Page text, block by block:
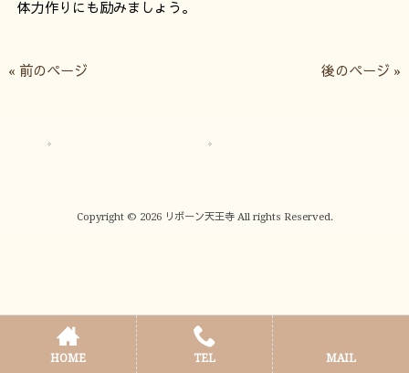
体力作りにも励みましょう。
« 前のページ 後のページ »
Copyright © 2026 リボーン天王寺 All rights Reserved.
HOME TEL MAIL